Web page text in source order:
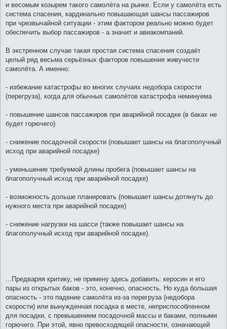
и весомым козырем такого самолёта на рынке. Если у самолёта есть
система спасения, кардинально повышающая шансы пассажиров
при чрезвычайной ситуации - этим фактором реально можно будет
обеспечить выбор пассажиров - а значит и авиакомпаний.
В экстренном случае такая простая система спасения создаёт
целый ряд весьма серьёзных факторов повышения живучести
самолёта. А именно:
- избежание катастрофы во многих случаях недобора скорости
(перегруза), когда для обычных самолётов катастрофа неминуема
- повышение шансов пассажиров при аварийной посадке (в баках не
будет горючего)
- снижение посадочной скорости (повышает шансы на благополучный
исход при аварийной посадке)
- уменьшение требуемой длины пробега (повышает шансы на
благополучный исход при аварийной посадке)
- возможность дольше планировать (повышает шансы дотянуть до
нужного места при аварийной посадке)
- снижение нагрузки на шасси (также повышает шансы на
благополучный исход при аварийной посадке).
...Предваряя критику, не примену здесь добавить: керосин и его
пары из открытых баков - это, конечно, опасность. Но куда большая
опасность - это падение самолёта из-за перегруза (недобора
скорости) или вынужденная посадка в месте, неприспособленном
для посадки, с превышением посадочной массы и баками, полными
горючего. При этой, явно превосходящей опасности, означающей